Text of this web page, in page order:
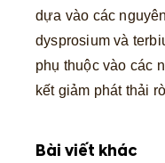
dựa vào các
dysprosium và
phụ thuộc vào các
kết giảm phát thải
Bài viết khác